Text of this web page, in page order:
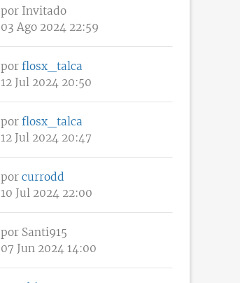
por Invitado
03 Ago 2024 22:59
por flosx_talca
12 Jul 2024 20:50
por flosx_talca
12 Jul 2024 20:47
por currodd
10 Jul 2024 22:00
por Santi915
07 Jun 2024 14:00